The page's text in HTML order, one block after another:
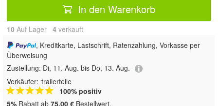
In den Warenkorb
10 Auf Lager 4 verkauft
, Kreditkarte, Lastschrift, Ratenzahlung, Vorkasse per
Überweisung
Zustellung: Di, 11. Aug. bis Do, 13. Aug.
Verkäufer: trailerteile
100% positiv
5% Rabatt ab 75,00 € Bestellwert.